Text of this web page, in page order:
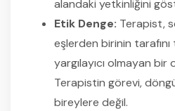
alandaki yetkinliğini
Etik Denge: Terapist,
eşlerden birinin
yargılayıcı olmayan bir
Terapistin görevi,
bireylere değil.